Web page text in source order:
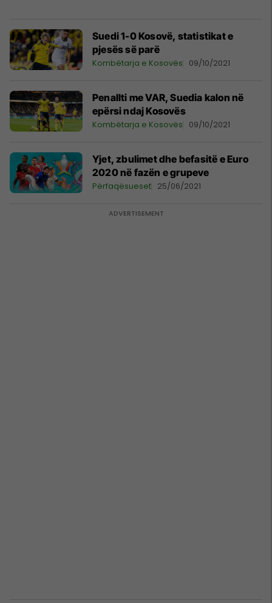
Suedi 1-0 Kosovë, statistikat e
pjesës së parë
Kombëtarja e Kosovës 09/10/2021
Penallti me VAR, Suedia kalon në
epërsi ndaj Kosovës
Kombëtarja e Kosovës 09/10/2021
Yjet, zbulimet dhe befasitë e Euro
2020 në fazën e grupeve
Përfaqësueset 25/06/2021